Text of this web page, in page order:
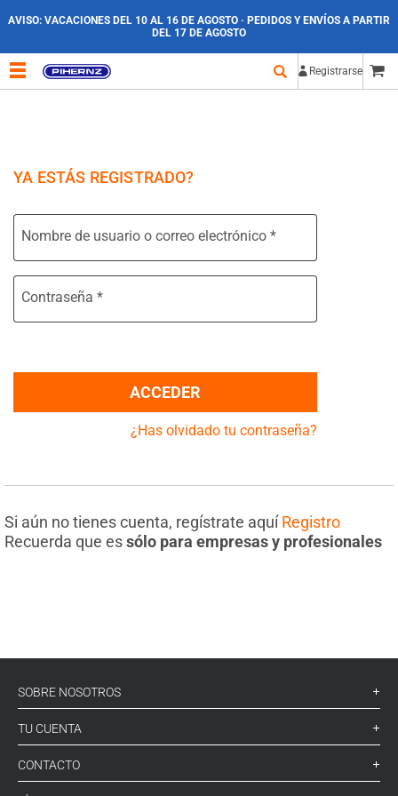
AVISO: VACACIONES DEL 10 AL 16 DE AGOSTO · PEDIDOS Y ENVÍOS A PARTIR
DEL 17 DE AGOSTO
Registrarse
YA ESTÁS REGISTRADO?
Nombre de usuario o correo electrónico *
Contraseña *
ACCEDER
¿Has olvidado tu contraseña?
Si aún no tienes cuenta, regístrate aquíRegistro
Recuerda que essólo para empresas y profesionales
SOBRE NOSOTROS
TU CUENTA
CONTACTO